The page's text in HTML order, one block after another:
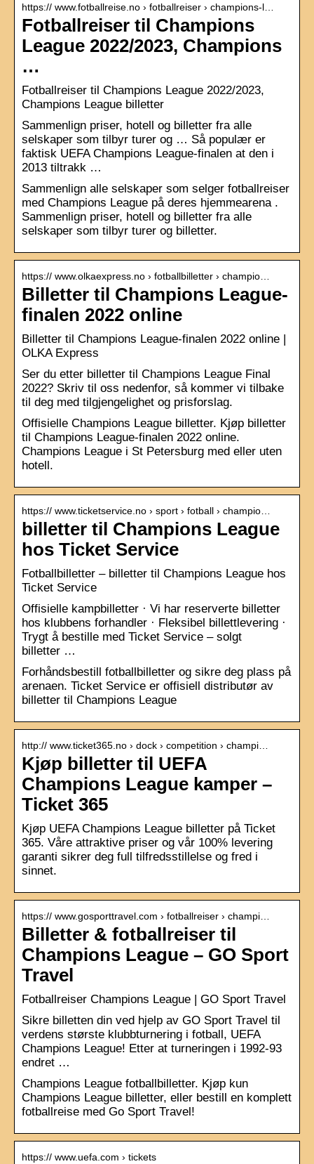
https:// www.fotballreise.no › fotballreiser › champions-l…
Fotballreiser til Champions
League 2022/2023, Champions
…
Fotballreiser til Champions League 2022/2023,
Champions League billetter
Sammenlign priser, hotell og billetter fra alle
selskaper som tilbyr turer og … Så populær er
faktisk UEFA Champions League-finalen at den i
2013 tiltrakk …
Sammenlign alle selskaper som selger fotballreiser
med Champions League på deres hjemmearena .
Sammenlign priser, hotell og billetter fra alle
selskaper som tilbyr turer og billetter.
https:// www.olkaexpress.no › fotballbilletter › champio…
Billetter til Champions League-
finalen 2022 online
Billetter til Champions League-finalen 2022 online |
OLKA Express
Ser du etter billetter til Champions League Final
2022? Skriv til oss nedenfor, så kommer vi tilbake
til deg med tilgjengelighet og prisforslag.
Offisielle Champions League billetter. Kjøp billetter
til Champions League-finalen 2022 online.
Champions League i St Petersburg med eller uten
hotell.
https:// www.ticketservice.no › sport › fotball › champio…
billetter til Champions League
hos Ticket Service
Fotballbilletter – billetter til Champions League hos
Ticket Service
Offisielle kampbilletter · Vi har reserverte billetter
hos klubbens forhandler · Fleksibel billettlevering ·
Trygt å bestille med Ticket Service – solgt
billetter …
Forhåndsbestill fotballbilletter og sikre deg plass på
arenaen. Ticket Service er offisiell distributør av
billetter til Champions League
http:// www.ticket365.no › dock › competition › champi…
Kjøp billetter til UEFA
Champions League kamper –
Ticket 365
Kjøp UEFA Champions League billetter på Ticket
365. Våre attraktive priser og vår 100% levering
garanti sikrer deg full tilfredsstillelse og fred i
sinnet.
https:// www.gosporttravel.com › fotballreiser › champi…
Billetter & fotballreiser til
Champions League – GO Sport
Travel
Fotballreiser Champions League | GO Sport Travel
Sikre billetten din ved hjelp av GO Sport Travel til
verdens største klubbturnering i fotball, UEFA
Champions League! Etter at turneringen i 1992-93
endret …
Champions League fotballbilletter. Kjøp kun
Champions League billetter, eller bestill en komplett
fotballreise med Go Sport Travel!
https:// www.uefa.com › tickets